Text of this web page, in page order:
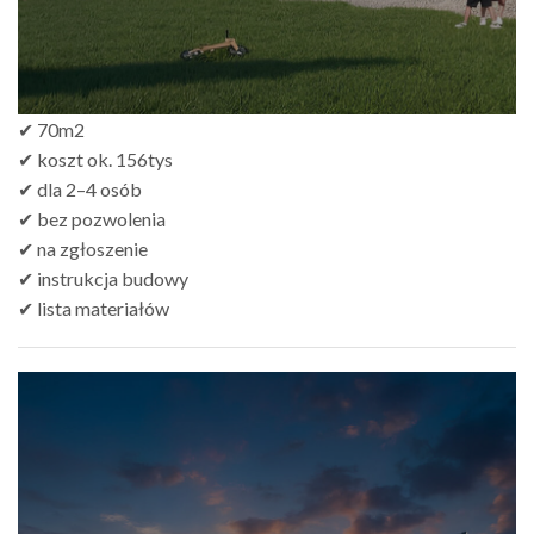
✔ 70m2
✔ koszt ok. 156tys
✔ dla 2–4 osób
✔ bez pozwolenia
✔ na zgłoszenie
✔ instrukcja budowy
✔ lista materiałów